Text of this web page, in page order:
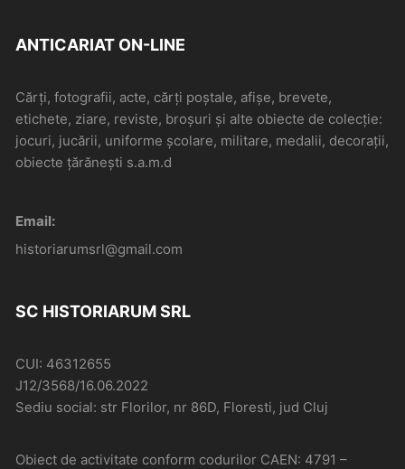
ANTICARIAT ON-LINE
Cărți, fotografii, acte, cărți poștale, afișe, brevete,
etichete, ziare, reviste, broșuri și alte obiecte de colecție:
jocuri, jucării, uniforme școlare, militare, medalii, decorații,
obiecte țărănești s.a.m.d
Email:
historiarumsrl@gmail.com
SC HISTORIARUM SRL
CUI: 46312655
J12/3568/16.06.2022
Sediu social: str Florilor, nr 86D, Floresti, jud Cluj
Obiect de activitate conform codurilor CAEN: 4791 –